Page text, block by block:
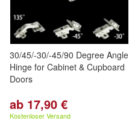
30/45/-30/-45/90 Degree Angle
Hinge for Cabinet & Cupboard
Doors
ab 17,90 €
Kostenloser Versand